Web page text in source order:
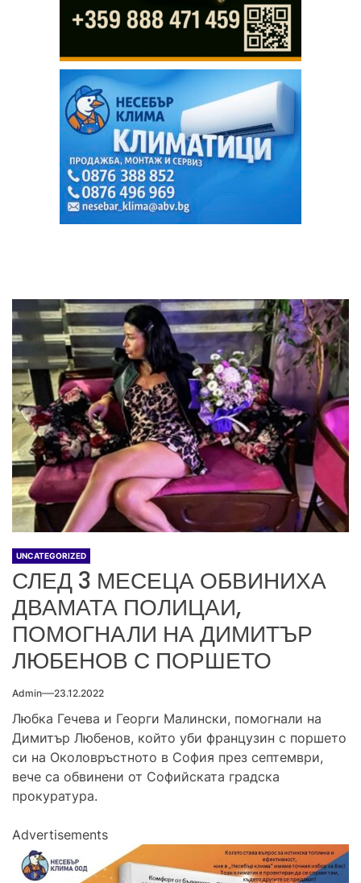
UNCATEGORIZED
СЛЕД 3 МЕСЕЦА ОБВИНИХА
ДВАМАТА ПОЛИЦАИ,
ПОМОГНАЛИ НА ДИМИТЪР
ЛЮБЕНОВ С ПОРШЕТО
Admin 23.12.2022
Любка Гечева и Георги Малински, помогнали на
Димитър Любенов, който уби французин с поршето
си на Околовръстното в София през септември,
вече са обвинени от Софийската градска
прокуратура.
Advertisements